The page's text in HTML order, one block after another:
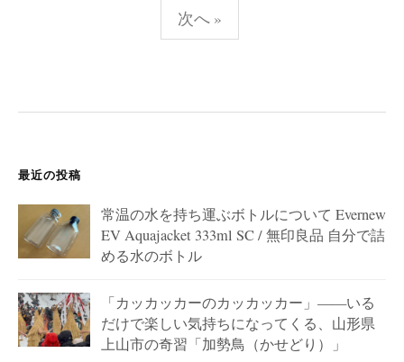
ー
送
次へ »
最近の投稿
常温の水を持ち運ぶボトルについて Evernew
EV Aquajacket 333ml SC / 無印良品 自分で詰
める水のボトル
「カッカッカーのカッカッカー」——いる
だけで楽しい気持ちになってくる、山形県
上山市の奇習「加勢鳥（かせどり）」